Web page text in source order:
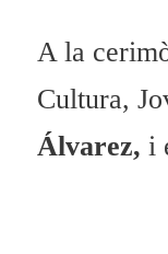
A la
Cultura,
Álvarez, i